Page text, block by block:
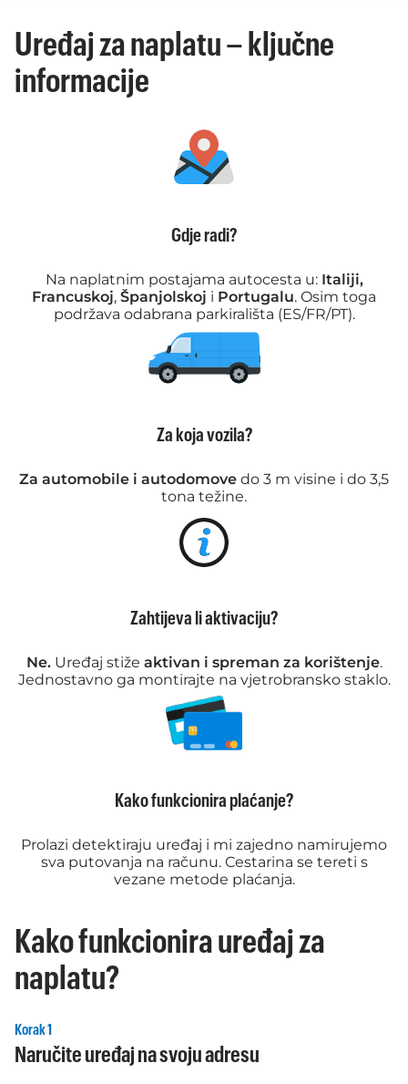
Uređaj za naplatu – ključne
informacije
Gdje radi?
Na naplatnim postajama autocesta u: Italiji,
Francuskoj, Španjolskoj i Portugalu. Osim toga
podržava odabrana parkirališta (ES/FR/PT).
Za koja vozila?
Za automobile i autodomove do 3 m visine i do 3,5
tona težine.
Zahtijeva li aktivaciju?
Ne.Uređaj stiže aktivan i spreman za korištenje.
Jednostavno ga montirajte na vjetrobransko staklo.
Kako funkcionira plaćanje?
Prolazi detektiraju uređaj i mi zajedno namirujemo
sva putovanja na računu. Cestarina se tereti s
vezane metode plaćanja.
Kako funkcionira uređaj za
naplatu?
Korak 1
Naručite uređaj na svoju adresu